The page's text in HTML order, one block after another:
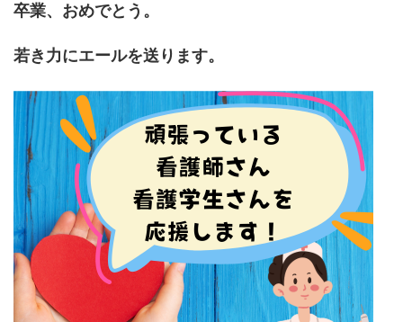
卒業、おめでとう。
若き力にエールを送ります。